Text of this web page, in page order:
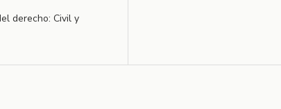
derecho: Civil y